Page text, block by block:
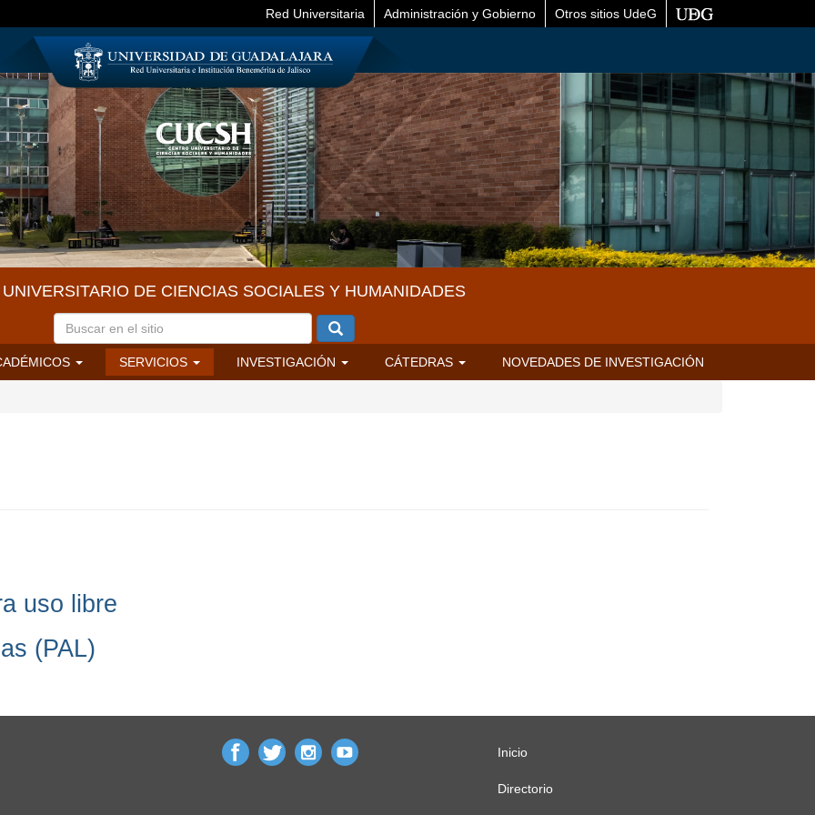
Red Universitaria Administración y Gobierno Otros sitios UdeG
DE CIENCIAS SOCIALES Y HUMANIDADES
SERVICIOS INVESTIGACIÓN CÁTEDRAS NOVEDADES DE INVESTIGACIÓN
uso libre
(PAL)
Menú
principal
Inicio
Directorio